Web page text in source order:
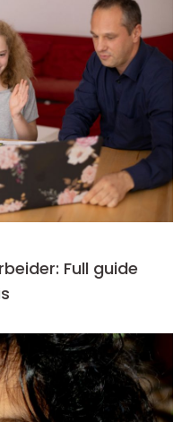
Full guide